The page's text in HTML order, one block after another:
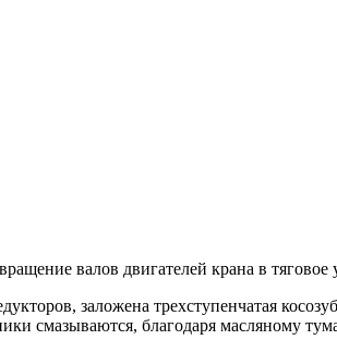
валов двигателей крана в тяговое
заложена трехступенчатая
смазываются, благодаря масляному